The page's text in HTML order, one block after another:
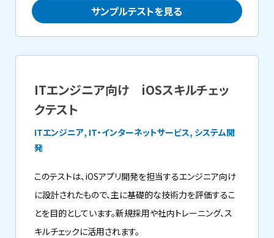
サンプルテストを見る
ITエンジニア向け iOSスキルチェッ
クテスト
ITエンジニア, IT・インターネットサービス, システム開
発
このテストは、iOSアプリ開発を担当するエンジニア向け
に設計されたもので、主に基礎的な技術力を評価するこ
とを目的としています。新規採用や社内トレーニング、ス
キルチェックに活用されます。